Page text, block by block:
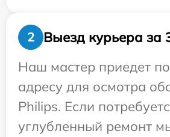
2
Выезд курьера за
Наш мастер приедет
адресу для осмотра
Philips. Если
углубленный ремонт